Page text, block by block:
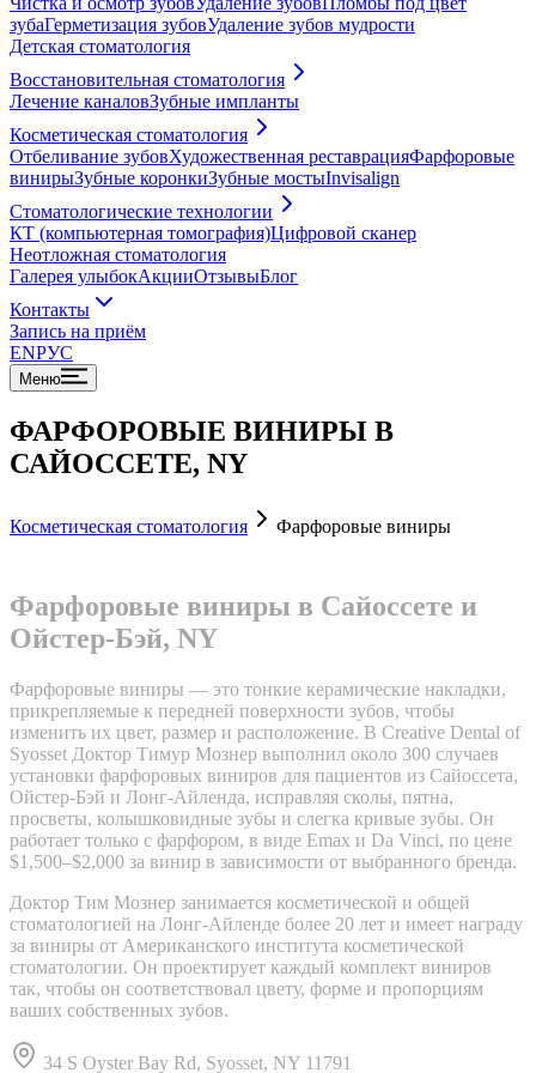
зубаГерметизация зубовУдаление зубов мудрости
Детская стоматология
Восстановительная стоматология
Лечение каналовЗубные импланты
Косметическая стоматология
Отбеливание зубовХудожественная реставрацияФарфоровые
винирыЗубные коронкиЗубные мостыInvisalign
Стоматологические технологии
КТ (компьютерная томография)Цифровой сканер
Неотложная стоматология
Галерея улыбокАкцииОтзывыБлог
Контакты
Запись на приём
ENРУС
Меню
ФАРФОРОВЫЕ ВИНИРЫ В
САЙОССЕТЕ, NY
Косметическая стоматология Фарфоровые виниры
Фарфоровые виниры в Сайоссете и
Ойстер-Бэй, NY
Фарфоровые виниры — это тонкие керамические накладки,
прикрепляемые к передней поверхности зубов, чтобы
изменить их цвет, размер и расположение. В Creative Dental of
Syosset Доктор Тимур Мознер выполнил около 300 случаев
установки фарфоровых виниров для пациентов из Сайоссета,
Ойстер-Бэй и Лонг-Айленда, исправляя сколы, пятна,
просветы, колышковидные зубы и слегка кривые зубы. Он
работает только с фарфором, в виде Emax и Da Vinci, по цене
$1,500–$2,000 за винир в зависимости от выбранного бренда.
Доктор Тим Мознер занимается косметической и общей
стоматологией на Лонг-Айленде более 20 лет и имеет награду
за виниры от Американского института косметической
стоматологии. Он проектирует каждый комплект виниров
так, чтобы он соответствовал цвету, форме и пропорциям
ваших собственных зубов.
34 S Oyster Bay Rd, Syosset, NY 11791